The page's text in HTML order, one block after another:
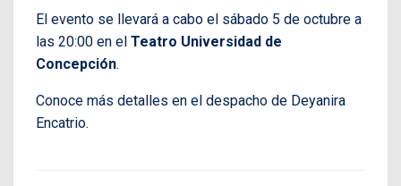
El evento se llevará a cabo el sábado 5 de octubre a
las 20:00 en el Teatro Universidad de
Concepción.
Conoce más detalles en el despacho de Deyanira
Encatrio.